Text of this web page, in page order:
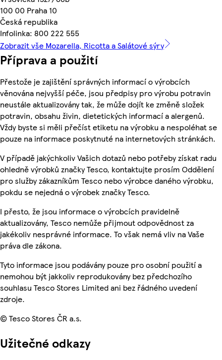
100 00 Praha 10
Česká republika
Infolinka: 800 222 555
Zobrazit vše Mozarella, Ricotta a Salátové sýry
Příprava a použití
Přestože je zajištění správných informací o výrobcích
věnována nejvyšší péče, jsou předpisy pro výrobu potravin
neustále aktualizovány tak, že může dojít ke změně složek
potravin, obsahu živin, dietetických informací a alergenů.
Vždy byste si měli přečíst etiketu na výrobku a nespoléhat se
pouze na informace poskytnuté na internetových stránkách.
V případě jakýchkoliv Vašich dotazů nebo potřeby získat radu
ohledně výrobků značky Tesco, kontaktujte prosím Oddělení
pro služby zákazníkům Tesco nebo výrobce daného výrobku,
pokdu se nejedná o výrobek značky Tesco.
I přesto, že jsou informace o výrobcích pravidelně
aktualizovány, Tesco nemůže přijmout odpovědnost za
jakékoliv nesprávné informace. To však nemá vliv na Vaše
práva dle zákona.
Tyto informace jsou podávány pouze pro osobní použití a
nemohou být jakkoliv reprodukovány bez předchozího
souhlasu Tesco Stores Limited ani bez řádného uvedení
zdroje.
© Tesco Stores ČR a.s.
Užitečné odkazy